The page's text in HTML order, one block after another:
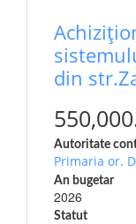
din
Autoritate
Primaria or.
An bugetar
2026
Statut